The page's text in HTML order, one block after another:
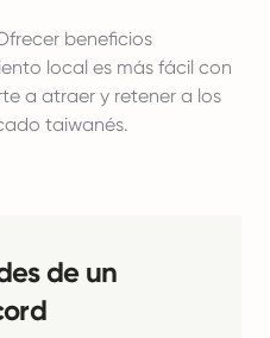
beneficios
local es más fácil con
a atraer y retener a los
taiwanés.
de un